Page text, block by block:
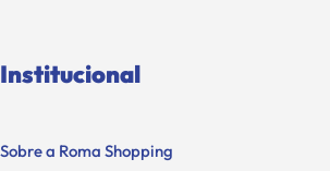
Institucional
Sobre a Roma Shopping